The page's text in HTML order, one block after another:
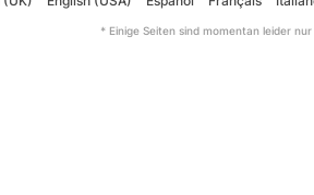
* Einige Seiten sind momentan leider